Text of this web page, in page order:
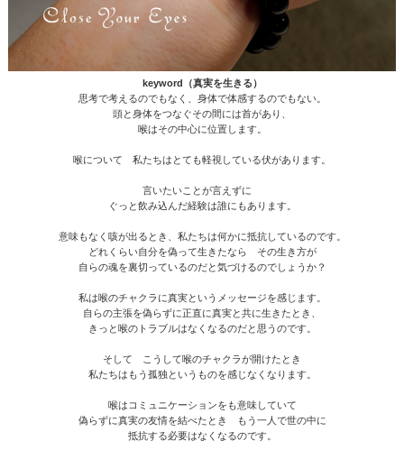
keyword（真実を生きる）
思考で考えるのでもなく、身体で体感するのでもない。
頭と身体をつなぐその間には首があり、
喉はその中心に位置します。
喉について 私たちはとても軽視している伏があります。
言いたいことが言えずに
ぐっと飲み込んだ経験は誰にもあります。
意味もなく咳が出るとき、私たちは何かに抵抗しているのです。
どれくらい自分を偽って生きたなら その生き方が
自らの魂を裏切っているのだと気づけるのでしょうか？
私は喉のチャクラに真実というメッセージを感じます。
自らの主張を偽らずに正直に真実と共に生きたとき、
きっと喉のトラブルはなくなるのだと思うのです。
そして こうして喉のチャクラが開けたとき
私たちはもう孤独というものを感じなくなります。
喉はコミュニケーションをも意味していて
偽らずに真実の友情を結べたとき もう一人で世の中に
抵抗する必要はなくなるのです。